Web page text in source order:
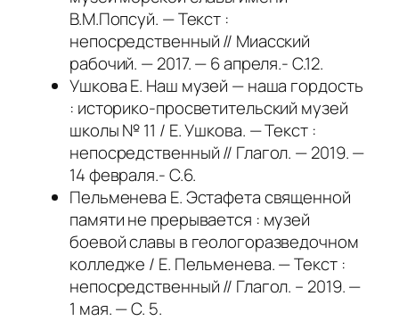
В.М.Попсуй. — Текст :
непосредственный // Миасский
рабочий. — 2017. — 6 апреля.- С.12.
Ушкова Е. Наш музей — наша гордость
: историко-просветительский музей
школы № 11 / Е. Ушкова. — Текст :
непосредственный // Глагол. — 2019. —
14 февраля.- С.6.
Пельменева Е. Эстафета священной
памяти не прерывается : музей
боевой славы в геологоразведочном
колледже / Е. Пельменева. — Текст :
непосредственный // Глагол. – 2019. —
1 мая. — С. 5.